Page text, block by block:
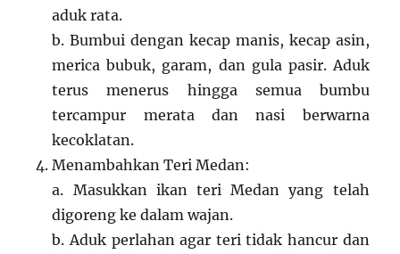
aduk rata.
b. Bumbui dengan kecap manis, kecap asin,
merica bubuk, garam, dan gula pasir. Aduk
terus menerus hingga semua bumbu
tercampur merata dan nasi berwarna
kecoklatan.
Menambahkan Teri Medan:
a. Masukkan ikan teri Medan yang telah
digoreng ke dalam wajan.
b. Aduk perlahan agar teri tidak hancur dan